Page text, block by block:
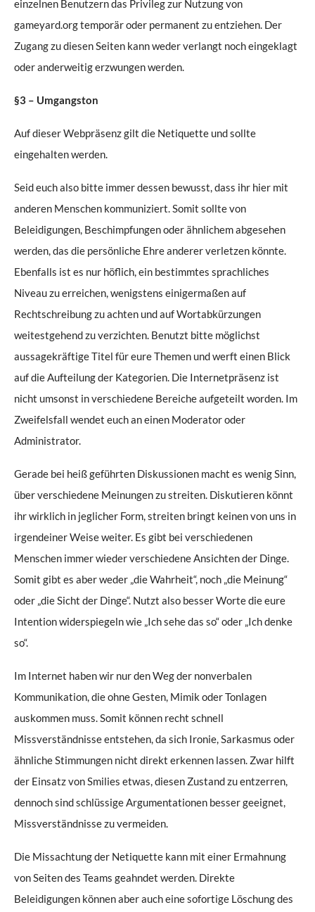
einzelnen Benutzern das Privileg zur Nutzung von
gameyard.org temporär oder permanent zu entziehen. Der
Zugang zu diesen Seiten kann weder verlangt noch eingeklagt
oder anderweitig erzwungen werden.
§3 – Umgangston
Auf dieser Webpräsenz gilt die Netiquette und sollte
eingehalten werden.
Seid euch also bitte immer dessen bewusst, dass ihr hier mit
anderen Menschen kommuniziert. Somit sollte von
Beleidigungen, Beschimpfungen oder ähnlichem abgesehen
werden, das die persönliche Ehre anderer verletzen könnte.
Ebenfalls ist es nur höflich, ein bestimmtes sprachliches
Niveau zu erreichen, wenigstens einigermaßen auf
Rechtschreibung zu achten und auf Wortabkürzungen
weitestgehend zu verzichten. Benutzt bitte möglichst
aussagekräftige Titel für eure Themen und werft einen Blick
auf die Aufteilung der Kategorien. Die Internetpräsenz ist
nicht umsonst in verschiedene Bereiche aufgeteilt worden. Im
Zweifelsfall wendet euch an einen Moderator oder
Administrator.
Gerade bei heiß geführten Diskussionen macht es wenig Sinn,
über verschiedene Meinungen zu streiten. Diskutieren könnt
ihr wirklich in jeglicher Form, streiten bringt keinen von uns in
irgendeiner Weise weiter. Es gibt bei verschiedenen
Menschen immer wieder verschiedene Ansichten der Dinge.
Somit gibt es aber weder „die Wahrheit“, noch „die Meinung“
oder „die Sicht der Dinge“. Nutzt also besser Worte die eure
Intention widerspiegeln wie „Ich sehe das so“ oder „Ich denke
so“.
Im Internet haben wir nur den Weg der nonverbalen
Kommunikation, die ohne Gesten, Mimik oder Tonlagen
auskommen muss. Somit können recht schnell
Missverständnisse entstehen, da sich Ironie, Sarkasmus oder
ähnliche Stimmungen nicht direkt erkennen lassen. Zwar hilft
der Einsatz von Smilies etwas, diesen Zustand zu entzerren,
dennoch sind schlüssige Argumentationen besser geeignet,
Missverständnisse zu vermeiden.
Die Missachtung der Netiquette kann mit einer Ermahnung
von Seiten des Teams geahndet werden. Direkte
Beleidigungen können aber auch eine sofortige Löschung des